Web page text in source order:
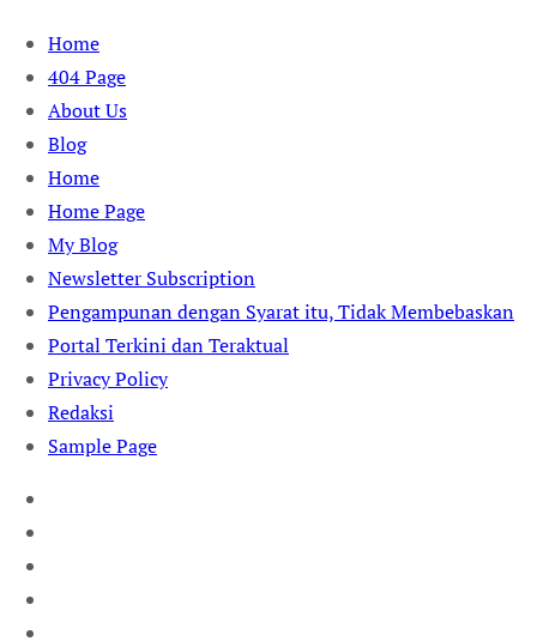
Skip
content
Home
404 Page
About Us
Blog
Home
Home Page
My Blog
Newsletter Subscription
Pengampunan dengan Syarat itu, Tidak Membebaskan
Portal Terkini dan Teraktual
Privacy Policy
Redaksi
Sample Page